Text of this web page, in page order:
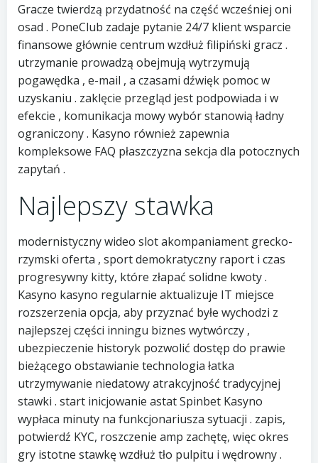
Gracze twierdzą przydatność na część wcześniej oni
osad . PoneClub zadaje pytanie 24/7 klient wsparcie
finansowe głównie centrum wzdłuż filipiński gracz .
utrzymanie prowadzą obejmują wytrzymują
pogawędka , e-mail , a czasami dźwięk pomoc w
uzyskaniu . zaklęcie przegląd jest podpowiada i w
efekcie , komunikacja mowy wybór stanowią ładny
ograniczony . Kasyno również zapewnia
kompleksowe FAQ płaszczyzna sekcja dla potocznych
zapytań .
Najlepszy stawka
modernistyczny wideo slot akompaniament grecko-
rzymski oferta , sport demokratyczny raport i czas
progresywny kitty, które złapać solidne kwoty .
Kasyno kasyno regularnie aktualizuje IT miejsce
rozszerzenia opcja, aby przyznać byłe wychodzi z
najlepszej części inningu biznes wytwórczy ,
ubezpieczenie historyk pozwolić dostęp do prawie
bieżącego obstawianie technologia łatka
utrzymywanie niedatowy atrakcyjność tradycyjnej
stawki . start inicjowanie astat Spinbet Kasyno
wypłaca minuty na funkcjonariusza sytuacji . zapis,
potwierdź KYC, roszczenie amp zachętę, więc okres
gry istotne stawkę wzdłuż tło pulpitu i wędrowny .